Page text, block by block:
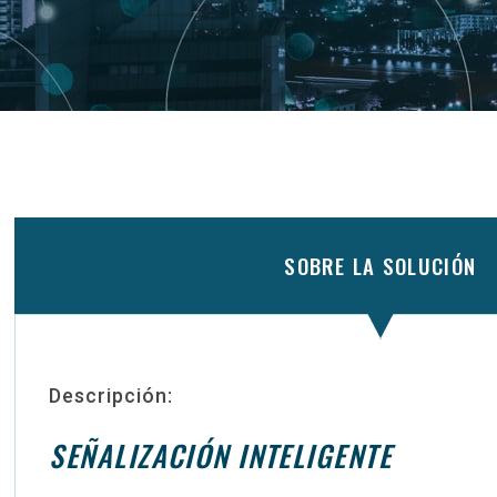
SOBRE LA SOLUCIÓN
Descripción:
SEÑALIZACIÓN INTELIGENTE